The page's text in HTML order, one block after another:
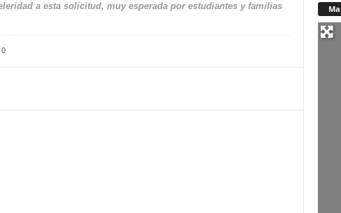
a esta solicitud, muy esperada por estudiantes y familias
0